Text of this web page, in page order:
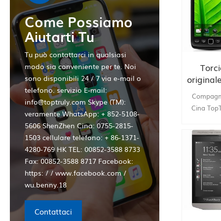
Cina
5.0MP .
Come Possiamo
Aiutarti Tu
Tu può contattarci in qualsiasi
modo sia conveniente per te. Noi
sono disponibili 24 / 7 via e-mail o
telefono. servizio E-mail:
info@toptruly.com Skype (TM):
veramente WhatsApp: + 852-5108-
5606 ShenZhen Cina: 0755-2815-
1503 cellulare telefono: + 86-1371-
4280-769 HK TEL: 00852-3588 8733
Fax: 00852-3588 8717 Facebook:
https: / / www.facebook.com /
wu.benny.18
Contattaci